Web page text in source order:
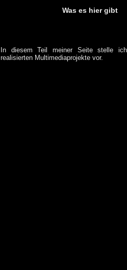
Was es hier gibt
In diesem Teil meiner Seite stelle
realisierten Multimediaprojekte vor.